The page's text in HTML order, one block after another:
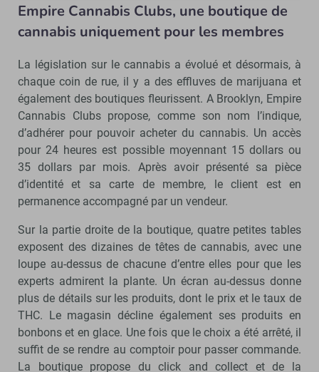
Empire Cannabis Clubs, une boutique de
cannabis uniquement pour les membres
La législation sur le cannabis a évolué et désormais, à
chaque coin de rue, il y a des effluves de marijuana et
également des boutiques fleurissent. A Brooklyn, Empire
Cannabis Clubs propose, comme son nom l’indique,
d’adhérer pour pouvoir acheter du cannabis. Un accès
pour 24 heures est possible moyennant 15 dollars ou
35 dollars par mois. Après avoir présenté sa pièce
d’identité et sa carte de membre, le client est en
permanence accompagné par un vendeur.
Sur la partie droite de la boutique, quatre petites tables
exposent des dizaines de têtes de cannabis, avec une
loupe au-dessus de chacune d’entre elles pour que les
experts admirent la plante. Un écran au-dessus donne
plus de détails sur les produits, dont le prix et le taux de
THC. Le magasin décline également ses produits en
bonbons et en glace. Une fois que le choix a été arrêté, il
suffit de se rendre au comptoir pour passer commande.
La boutique propose du click and collect et de la